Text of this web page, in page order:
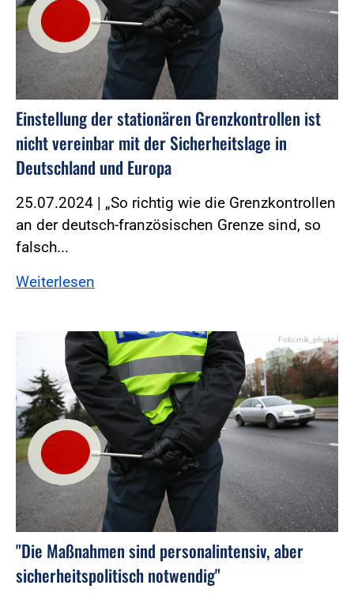
Einstellung der stationären Grenzkontrollen ist
nicht vereinbar mit der Sicherheitslage in
Deutschland und Europa
25.07.2024 | „So richtig wie die Grenzkontrollen
an der deutsch-französischen Grenze sind, so
falsch...
Weiterlesen
Foto:mik_photo
"Die Maßnahmen sind personalintensiv, aber
sicherheitspolitisch notwendig"